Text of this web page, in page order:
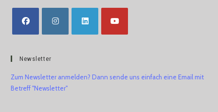
Newsletter
Zum Newsletter anmelden? Dann sende uns einfach eine Email mit
Betreff "Newsletter"